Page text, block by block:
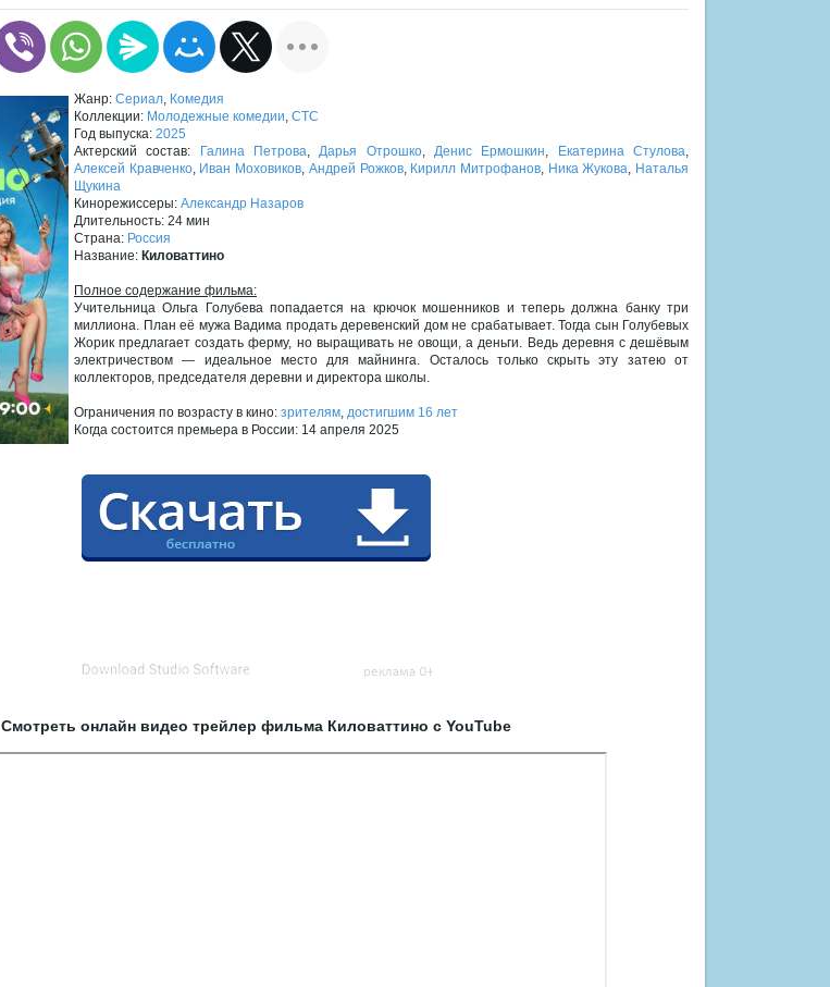
Жанр: Сериал, Комедия
Коллекции: Молодежные комедии, СТС
Год выпуска: 2025
Актерский состав:
Галина Петрова,Дарья Отрошко,Денис Ермошкин, Екатерина Стулова,
Алексей Кравченко, Иван Моховиков, Андрей Рожков, Кирилл Митрофанов, Ника Жукова, Наталья
Щукина
Кинорежиссеры: Александр Назаров
Длительность: 24 мин
Страна: Россия
Название: Киловаттино
Полное содержание фильма:
Учительница Ольга Голубева попадается на крючок мошенников и теперь должна банку три
миллиона. План её мужа Вадима продать деревенский дом не срабатывает. Тогда сын Голубевых
Жорик предлагает создать ферму, но выращивать не овощи, а деньги. Ведь деревня с дешёвым
электричеством — идеальное место для майнинга. Осталось только скрыть эту затею от
коллекторов, председателя деревни и директора школы.
Ограничения по возрасту в кино: зрителям, достигшим 16 лет
Когда состоится премьера в России: 14 апреля 2025
Смотреть онлайн видео трейлер фильма Киловаттино с YouTube